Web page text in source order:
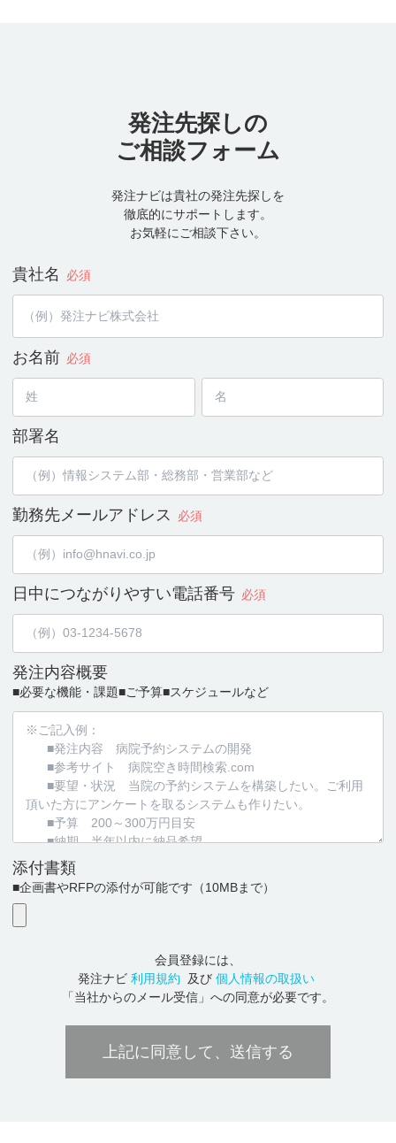
発注先探しの
ご相談フォーム
発注ナビは貴社の発注先探しを
徹底的にサポートします。
お気軽にご相談下さい。
貴社名 必須
お名前 必須
部署名
勤務先メールアドレス 必須
日中につながりやすい電話番号 必須
発注内容概要
■必要な機能・課題■ご予算■スケジュールなど
添付書類
■企画書やRFPの添付が可能です （10MBまで）
会員登録には、
発注ナビ 利用規約 及び 個人情報の取扱い
「当社からのメール受信」への同意が必要です。
上記に同意して、送信する